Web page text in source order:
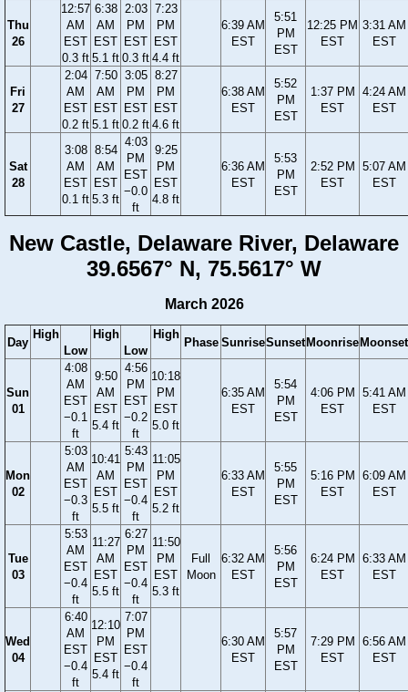
Thu
26
12:57
AM
EST
0.3 ft
6:38
AM
EST
5.1 ft
2:03
PM
EST
0.3 ft
7:23
PM
EST
4.4 ft
6:39 AM
EST
5:51
PM
EST
12:25 PM
EST
3:31 AM
EST
Fri
27
2:04
AM
EST
0.2 ft
7:50
AM
EST
5.1 ft
3:05
PM
EST
0.2 ft
8:27
PM
EST
4.6 ft
6:38 AM
EST
5:52
PM
EST
1:37 PM
EST
4:24 AM
EST
Sat
28
3:08
AM
EST
0.1 ft
8:54
AM
EST
5.3 ft
4:03
PM
EST
−0.0
ft
9:25
PM
EST
4.8 ft
6:36 AM
EST
5:53
PM
EST
2:52 PM
EST
5:07 AM
EST
New Castle, Delaware River, Delaware
39.6567° N, 75.5617° W
March 2026
Day
High
Low
High
Low
High
Phase SunriseSunset Moonrise Moonset
Sun
01
4:08
AM
EST
−0.1
ft
9:50
AM
EST
5.4 ft
4:56
PM
EST
−0.2
ft
10:18
PM
EST
5.0 ft
6:35 AM
EST
5:54
PM
EST
4:06 PM
EST
5:41 AM
EST
Mon
02
5:03
AM
EST
−0.3
ft
10:41
AM
EST
5.5 ft
5:43
PM
EST
−0.4
ft
11:05
PM
EST
5.2 ft
6:33 AM
EST
5:55
PM
EST
5:16 PM
EST
6:09 AM
EST
Tue
03
5:53
AM
EST
−0.4
ft
11:27
AM
EST
5.5 ft
6:27
PM
EST
−0.4
ft
11:50
PM
EST
5.3 ft
Full
Moon
6:32 AM
EST
5:56
PM
EST
6:24 PM
EST
6:33 AM
EST
Wed
04
6:40
AM
EST
−0.4
ft
12:10
PM
EST
5.4 ft
7:07
PM
EST
−0.4
ft
6:30 AM
EST
5:57
PM
EST
7:29 PM
EST
6:56 AM
EST